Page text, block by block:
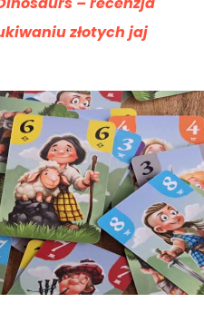
złotych jaj